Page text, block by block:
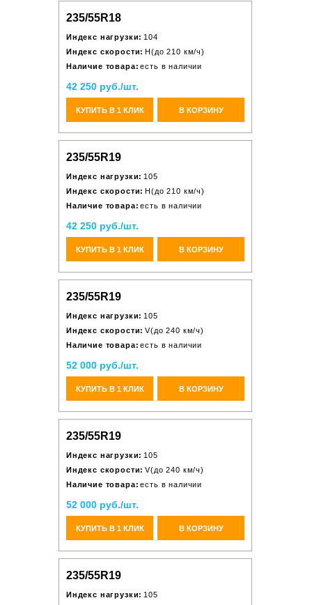
235/55R18
Индекс нагрузки: 104
Индекс скорости: H(до 210 км/ч)
Наличие товара: есть в наличии
42 250 руб./шт.
КУПИТЬ В 1 КЛИК В КОРЗИНУ
235/55R19
Индекс нагрузки: 105
Индекс скорости: H(до 210 км/ч)
Наличие товара: есть в наличии
42 250 руб./шт.
КУПИТЬ В 1 КЛИК В КОРЗИНУ
235/55R19
Индекс нагрузки: 105
Индекс скорости: V(до 240 км/ч)
Наличие товара: есть в наличии
52 000 руб./шт.
КУПИТЬ В 1 КЛИК В КОРЗИНУ
235/55R19
Индекс нагрузки: 105
Индекс скорости: V(до 240 км/ч)
Наличие товара: есть в наличии
52 000 руб./шт.
КУПИТЬ В 1 КЛИК В КОРЗИНУ
235/55R19
Индекс нагрузки: 105